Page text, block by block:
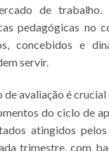
de
pedagógicas no
concebidos e
servir.
de avaliação é
do ciclo de
atingidos
trimestre, com